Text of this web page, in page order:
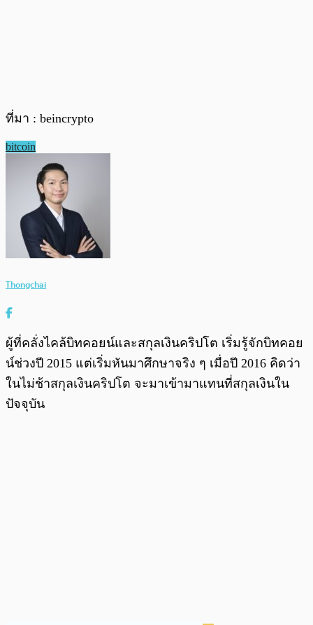
ที่มา : beincrypto
bitcoin
Thongchai
ผู้ที่คลั่งไคล้บิทคอยน์และสกุลเงินคริปโต เริ่มรู้จักบิทคอย
น์ช่วงปี 2015 แต่เริ่มหันมาศึกษาจริง ๆ เมื่อปี 2016 คิดว่า
ในไม่ช้าสกุลเงินคริปโต จะมาเข้ามาแทนที่สกุลเงินใน
ปัจจุบัน